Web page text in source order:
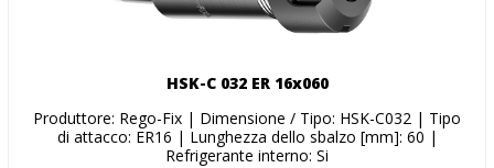
HSK-C 032 ER 16x060
Produttore: Rego-Fix | Dimensione / Tipo: HSK-C032 | Tipo
di attacco: ER16 | Lunghezza dello sbalzo [mm]: 60 |
Refrigerante interno: Si